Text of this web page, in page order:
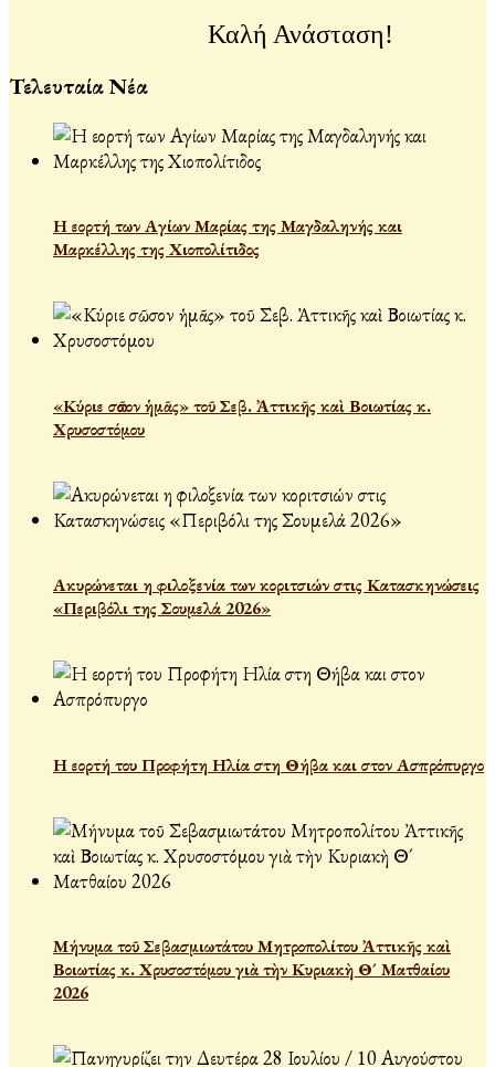
Καλή Ανάσταση!
Τελευταία Νέα
Η εορτή των Αγίων Μαρίας της Μαγδαληνής και
Μαρκέλλης της Χιοπολίτιδος
«Κύριε σῶσον ἡμᾶς» τοῦ Σεβ. Ἀττικῆς καὶ Βοιωτίας κ.
Χρυσοστόμου
Ακυρώνεται η φιλοξενία των κοριτσιών στις Κατασκηνώσεις
«Περιβόλι της Σουμελά 2026»
Η εορτή του Προφήτη Ηλία στη Θήβα και στον Ασπρόπυργο
Μήνυμα τοῦ Σεβασμιωτάτου Μητροπολίτου Ἀττικῆς καὶ
Βοιωτίας κ. Χρυσοστόμου γιὰ τὴν Κυριακὴ Θ´ Ματθαίου
2026